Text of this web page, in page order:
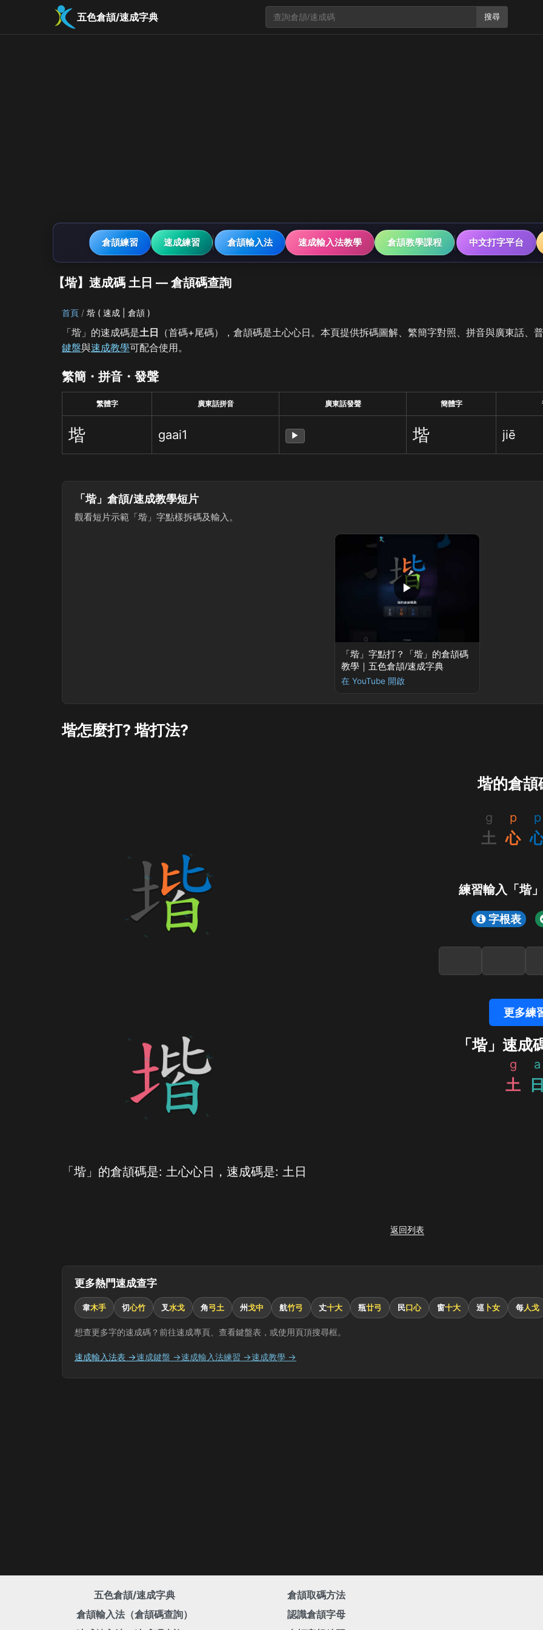
五色倉頡/速成字典 搜尋
倉頡練習 速成練習 倉頡輸入法 速成輸入法教學 倉頡教學課程 中文打字平台
【堦】速成碼 土日 — 倉頡碼查詢
首頁 堦 ( 速成 | 倉頡 )
「堦」的速成碼是土日 （首碼+尾碼），倉頡碼是土心心日。本頁提供拆碼圖解、繁簡字對照、拼音與廣東話、
鍵盤與速成教學可配合使用。
繁簡・拼音・發聲
繁體字 廣東話拼音 廣東話發聲 簡體字
堦 gaai1 ▶ 堦 jiē
「堦」倉頡/速成教學短片
觀看短片示範「堦」字點樣拆碼及輸入。
▶
「堦」字點打？「堦」的倉頡碼
教學｜五色倉頡/速成字典
在 YouTube 開啟
堦怎麼打? 堦打法?
堦的倉頡
g
土
p
心
p
練習輸入「堦
字根表
更多練
「堦」速成
g
土
a
「堦」的倉頡碼是: 土心心日，速成碼是: 土日
返回列表
更多熱門速成查字
韋木手 切心竹 叉水戈 角弓土 州戈中 航竹弓 丈十大 瓶廿弓 民口心 窗十大 巡 卜女 每人戈
想查更多字的速成碼？前往速成專頁、查看鍵盤表，或使用頁頂搜尋框。
速成輸入法表 →速成鍵盤 →速成輸入法練習 →速成教學 →
五色倉頡/速成字典
倉頡輸入法（倉頡碼查詢）
倉頡取碼方法
認識倉頡字母